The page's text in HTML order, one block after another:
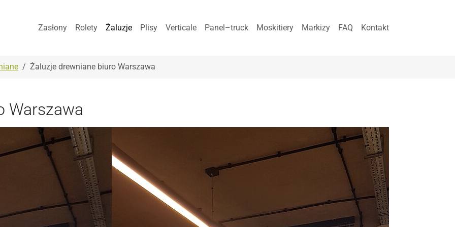
Zasłony Rolety Żaluzje Plisy Verticale Panel–truck Moskitiery Markizy FAQ Kontakt
Żaluzje drewniane biuro Warszawa
Warszawa